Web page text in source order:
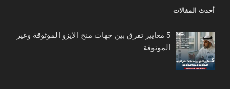
أحدث المقالات
5 معايير تفرق بين جهات منح الايزو الموثوقة وغير
الموثوقة